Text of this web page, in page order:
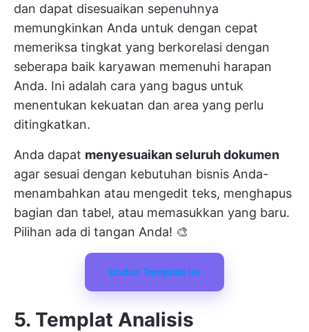
dan dapat disesuaikan sepenuhnya
memungkinkan Anda untuk dengan cepat
memeriksa tingkat yang berkorelasi dengan
seberapa baik karyawan memenuhi harapan
Anda. Ini adalah cara yang bagus untuk
menentukan kekuatan dan area yang perlu
ditingkatkan.
Anda dapat menyesuaikan seluruh dokumen
agar sesuai dengan kebutuhan bisnis Anda-
menambahkan atau mengedit teks, menghapus
bagian dan tabel, atau memasukkan yang baru.
Pilihan ada di tangan Anda! 🎨
Unduh Template Ini
5. Templat Analisis